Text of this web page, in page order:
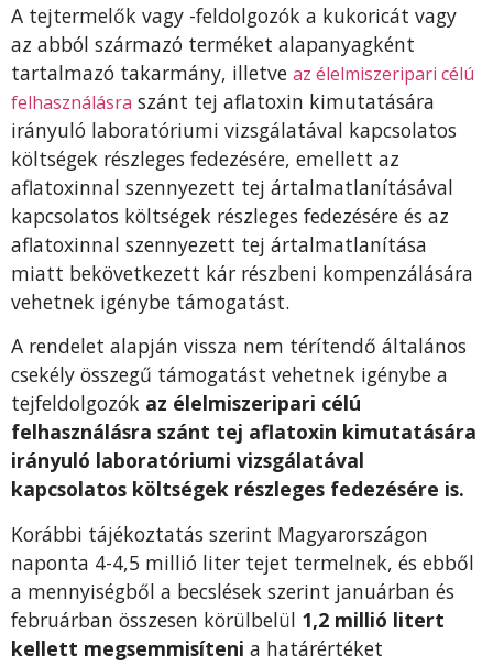
A tejtermelők vagy -feldolgozók a kukoricát vagy
az abból származó terméket alapanyagként
tartalmazó takarmány, illetve az élelmiszeripari célú
felhasználásra szánt tej aflatoxin kimutatására
irányuló laboratóriumi vizsgálatával kapcsolatos
költségek részleges fedezésére, emellett az
aflatoxinnal szennyezett tej ártalmatlanításával
kapcsolatos költségek részleges fedezésére és az
aflatoxinnal szennyezett tej ártalmatlanítása
miatt bekövetkezett kár részbeni kompenzálására
vehetnek igénybe támogatást.
A rendelet alapján vissza nem térítendő általános
csekély összegű támogatást vehetnek igénybe a
tejfeldolgozók az élelmiszeripari célú
felhasználásra szánt tej aflatoxin kimutatására
irányuló laboratóriumi vizsgálatával
kapcsolatos költségek részleges fedezésére is.
Korábbi tájékoztatás szerint Magyarországon
naponta 4-4,5 millió liter tejet termelnek, és ebből
a mennyiségből a becslések szerint januárban és
februárban összesen körülbelül 1,2 millió litert
kellett megsemmisíteni a határértéket